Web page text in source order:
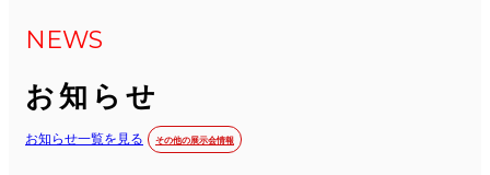
問合せフォーム
修理・故障についてのお問い合わ